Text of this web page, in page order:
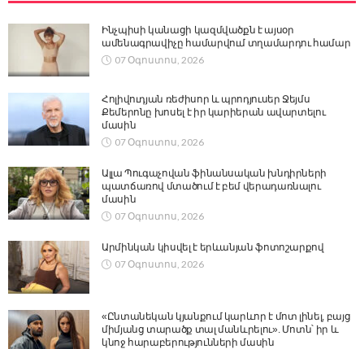
Ինչպիսի կանացի կազմվածքն է այսօր
ամենագրավիչը համարվում տղամարդու համար
07 Օգոստոս, 2026
Հոլիվուդյան ռեժիսոր և պրոդյուսեր Ջեյմս
Քեմերոնը խոսել է իր կարիերան ավարտելու
մասին
07 Օգոստոս, 2026
Ալլա Պուգաչովան ֆինանսական խնդիրների
պատճառով մտածում է բեմ վերադառնալու
մասին
07 Օգոստոս, 2026
Արմինկան կիսվել է երևանյան ֆոտոշարքով
07 Օգոստոս, 2026
«Ընտանեկան կյանքում կարևոր է մոտ լինել, բայց
միմյանց տարածք տալ մանևրելու». Մոտն՝ իր և
կնոջ հարաբերությունների մասին